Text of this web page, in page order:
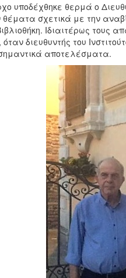
υποδέχθηκε θερμά ο
θέματα σχετικά με την
Ιδιαιτέρως
διευθυντής του
αποτελέσματα.